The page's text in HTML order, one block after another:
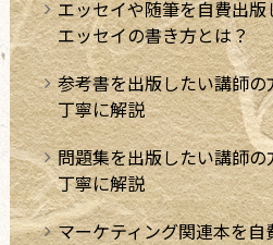
エッセイや随筆を自費出
エッセイの書き方とは？
参考書を出版したい講師
丁寧に解説
問題集を出版したい講師
丁寧に解説
マーケティング関連本を